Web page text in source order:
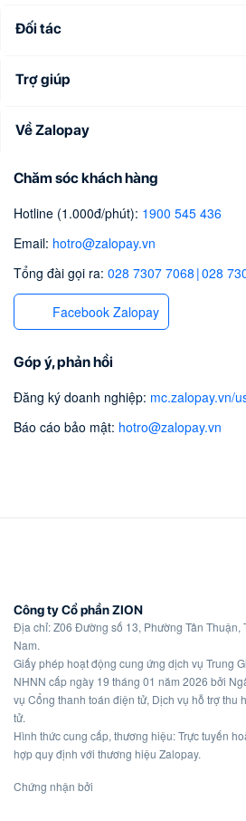
Đối tác
Trợ giúp
Về Zalopay
Chăm sóc khách hàng
Hotline (1.000đ/phút): 1900 545 436
Email: hotro@zalopay.vn
Tổng đài gọi ra: 028 7307 7068 |028
Facebook Zalopay
Góp ý, phản hồi
Đăng ký doanh nghiệp: mc.zalopay.vn/
Báo cáo bảo mật: hotro@zalopay.vn
Công ty Cổ phần ZION
Địa chỉ: Z06 Đường số 13, Phường Tân Thuận,
Nam.
Giấy phép hoạt động cung ứng dịch vụ Trung
NHNN cấp ngày 19 tháng 01 năm 2026 bởi
vụ Cổng thanh toán điện tử, Dịch vụ hỗ trợ thu
tử.
Hình thức cung cấp, thương hiệu: Trực tuyến
hợp quy định với thương hiệu Zalopay.
Chứng nhận bởi